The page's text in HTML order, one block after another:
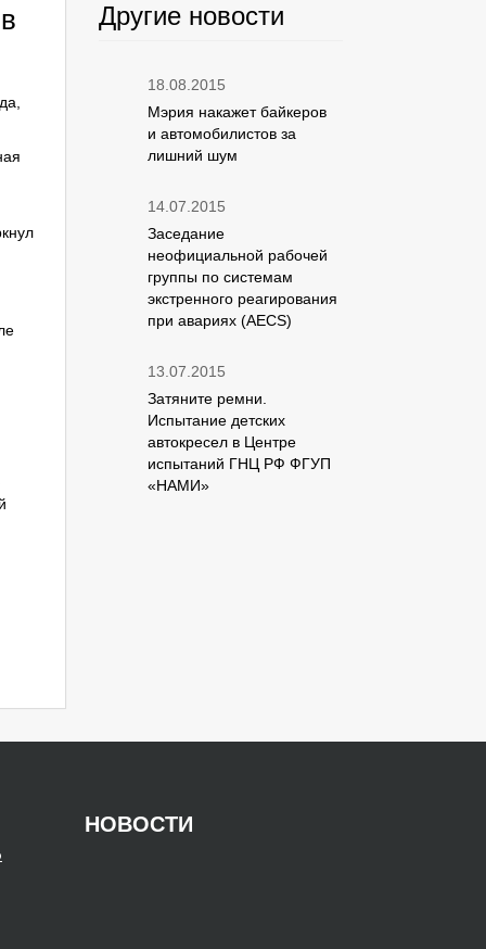
Другие новости
18.08.2015
Мэрия накажет байкеров
и автомобилистов за
лишний шум
14.07.2015
Заседание
неофициальной рабочей
группы по системам
экстренного реагирования
при авариях (AECS)
13.07.2015
Затяните ремни.
Испытание детских
автокресел в Центре
испытаний ГНЦ РФ ФГУП
«НАМИ»
НОВОСТИ